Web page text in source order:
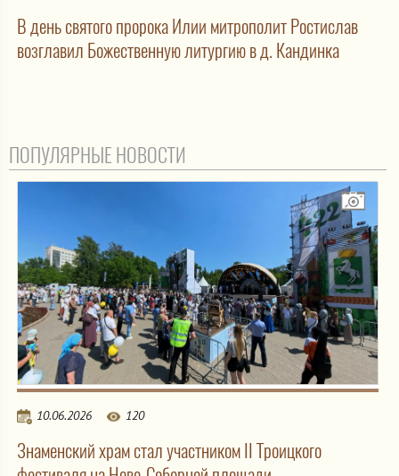
В день святого пророка Илии митрополит Ростислав
возглавил Божественную литургию в д. Кандинка
ПОПУЛЯРНЫЕ НОВОСТИ
10.06.2026 120
Знаменский храм стал участником II Троицкого